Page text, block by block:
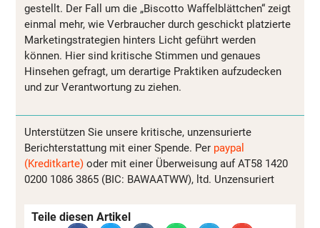
gestellt. Der Fall um die „Biscotto Waffelblättchen“ zeigt
einmal mehr, wie Verbraucher durch geschickt platzierte
Marketingstrategien hinters Licht geführt werden
können. Hier sind kritische Stimmen und genaues
Hinsehen gefragt, um derartige Praktiken aufzudecken
und zur Verantwortung zu ziehen.
Unterstützen Sie unsere kritische, unzensurierte
Berichterstattung mit einer Spende. Per paypal
(Kreditkarte) oder mit einer Überweisung auf AT58 1420
0200 1086 3865 (BIC: BAWAATWW), ltd. Unzensuriert
Teile diesen Artikel